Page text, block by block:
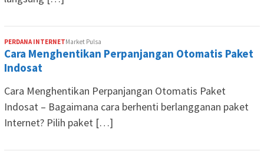
PERDANA INTERNETMarket Pulsa
Cara Menghentikan Perpanjangan Otomatis Paket
Indosat
Cara Menghentikan Perpanjangan Otomatis Paket
Indosat – Bagaimana cara berhenti berlangganan paket
Internet? Pilih paket […]